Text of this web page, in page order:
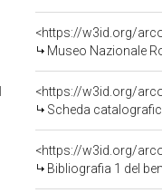
<https://w3id.org/
Museo Nazionale
<https://w3id.org/
Scheda
<https://w3id.org/
Bibliografia 1 del